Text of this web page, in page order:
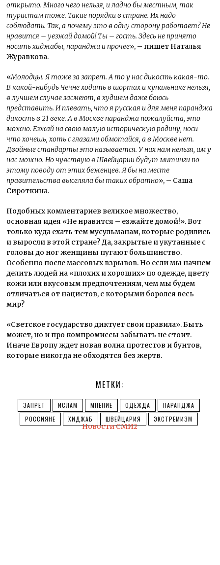
открыто. Много чего нельзя, и ладно бы местным, так
туристам тоже. Такие порядки в стране. Их надо
соблюдать. Так, а почему это в одну сторону работает? Не
нравится – уезжай домой! Ты – гость. Здесь не принято
носить хиджабы, паранджи и прочее», – пишет Наталья
Журавкова.
«Молодцы. Я тоже за запрет. А то у нас дикость какая-то.
В какой-нибудь Чечне ходить в шортах и купальнике нельзя,
в лучшем случае засмеют, в худшем даже боюсь
представить. И плевать, что я русская и для меня паранджа
дикость в 21 веке. А в Москве паранджа пожалуйста, это
можно. Езжай на свою малую историческую родину, носи
что хочешь, хоть с глазами обмотайся, а в Москве нет.
Двойные стандарты это называется. У них нам нельзя, им у
нас можно. Но чувствую в Швейцарии будут митинги по
этому поводу от этих беженцев. Я бы на месте
правительства выселяла бы таких обратно», – Саша
Сироткина.
Подобных комментариев великое множество,
основная идея «Не нравится – езжайте домой!». Вот
только куда ехать тем мусульманам, которые родились
и выросли в этой стране? Да, закрытые и укутанные с
головы до ног женщины пугают большинство.
Особенно после массовых взрывов. Но если мы начнем
делить людей на «плохих и хороших» по одежде, цвету
кожи или вкусовым предпочтениям, чем мы будем
отличаться от нацистов, с которыми боролся весь
мир?
«Светское государство диктует свои правила». Быть
может, но и про компромиссы забывать не стоит.
Иначе Европу ждет новая волна протестов и бунтов,
которые никогда не обходятся без жертв.
МЕТКИ:
ЗАПРЕТ ИСЛАМ МНЕНИЕ ОДЕЖДА
ПАРАНДЖА
РОССИЯНЕ
ХИДЖАБ ШВЕЙЦАРИЯ ЭКСТРЕМИЗМ
Новости СМИ2